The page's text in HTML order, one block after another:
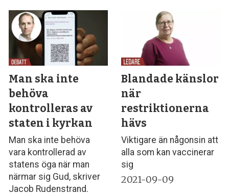
Man ska inte
behöva
kontrolleras av
staten i kyrkan
Man ska inte behöva
vara kontrollerad av
statens öga när man
närmar sig Gud, skriver
Jacob Rudenstrand.
Blandade känslor
när
restriktionerna
hävs
Viktigare än någonsin att
alla som kan vaccinerar
sig
2021-09-09